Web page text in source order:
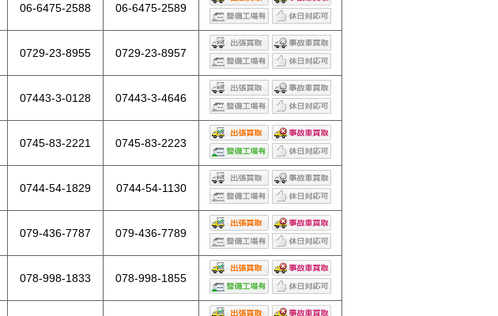
06-6475-2588 06-6475-2589
0729-23-8955 0729-23-8957
07443-3-0128 07443-3-4646
0745-83-2221 0745-83-2223
0744-54-1829 0744-54-1130
079-436-7787 079-436-7789
078-998-1833 078-998-1855